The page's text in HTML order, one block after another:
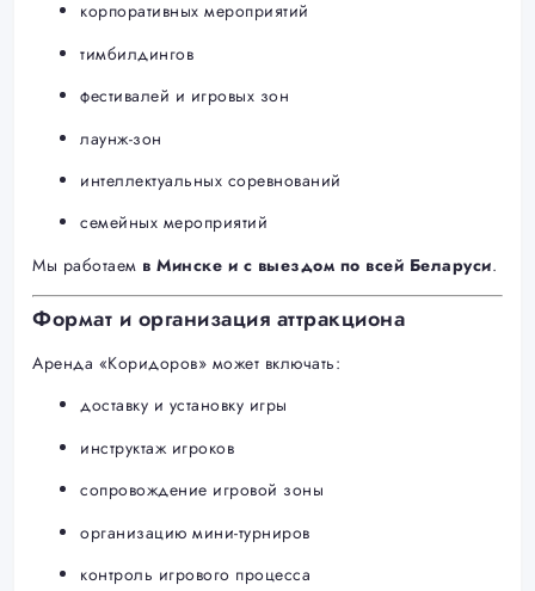
корпоративных мероприятий
тимбилдингов
фестивалей и игровых зон
лаунж-зон
интеллектуальных соревнований
семейных мероприятий
Мы работаем в Минске и с выездом по всей Беларуси.
Формат и организация аттракциона
Аренда «Коридоров» может включать:
доставку и установку игры
инструктаж игроков
сопровождение игровой зоны
организацию мини-турниров
контроль игрового процесса